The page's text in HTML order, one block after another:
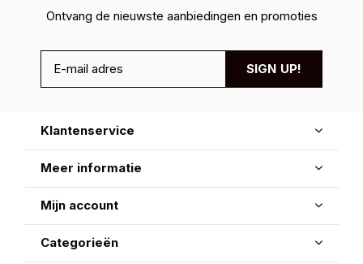
Ontvang de nieuwste aanbiedingen en promoties
SIGN UP!
Klantenservice
Meer informatie
Mijn account
Categorieën